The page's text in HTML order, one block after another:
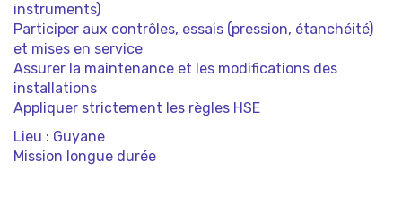
instruments)
Participer aux contrôles, essais (pression, étanchéité)
et mises en service
Assurer la maintenance et les modifications des
installations
Appliquer strictement les règles HSE
Lieu : Guyane
Mission longue durée